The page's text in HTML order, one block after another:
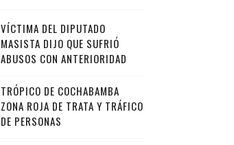
VÍCTIMA DEL DIPUTADO
MASISTA DIJO QUE SUFRIÓ
ABUSOS CON ANTERIORIDAD
TRÓPICO DE COCHABAMBA
ZONA ROJA DE TRATA Y TRÁFICO
DE PERSONAS